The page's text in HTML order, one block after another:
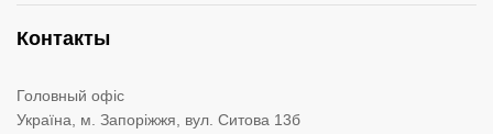
Контакты
Головный офіс
Україна, м. Запоріжжя, вул. Ситова 13б